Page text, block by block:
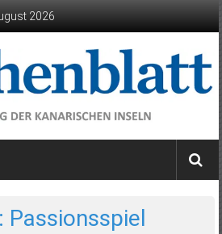
2026
Passionsspiel